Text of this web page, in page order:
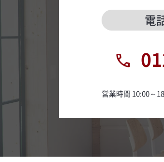
電
営業時間 10:00～